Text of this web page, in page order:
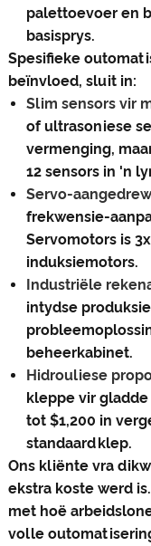
palettoevoer en
basisprys.
Spesifieke
beïnvloed, sluit in:
Slim sensors vir
of ultrasoniese
vermenging,
12 sensors in 'n
Servo-
frekwensie-
Servomotors is
induksiemotors.
Industriële
intydse
beheerkabinet.
Hidrouliese
kleppe vir
tot $1,200 in
standaardklep.
Ons kliënte vra
ekstra koste werd
met hoë
volle